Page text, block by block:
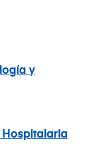
y
Hospitalaria